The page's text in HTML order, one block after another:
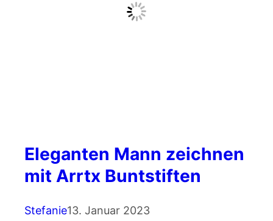
Eleganten Mann zeichnen
mit Arrtx Buntstiften
Stefanie13. Januar 2023